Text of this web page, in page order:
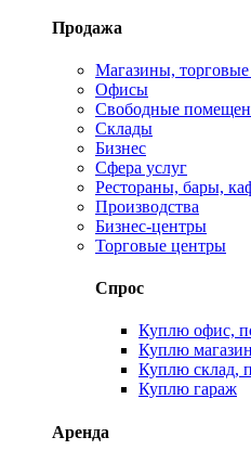
Продажа
Магазины,
Офисы
Свободные
Склады
Бизнес
Сфера услуг
Рестораны, бары,
Производства
Бизнес-центры
Торговые центры
Спрос
Куплю офис,
Куплю
Куплю склад,
Куплю гараж
Аренда